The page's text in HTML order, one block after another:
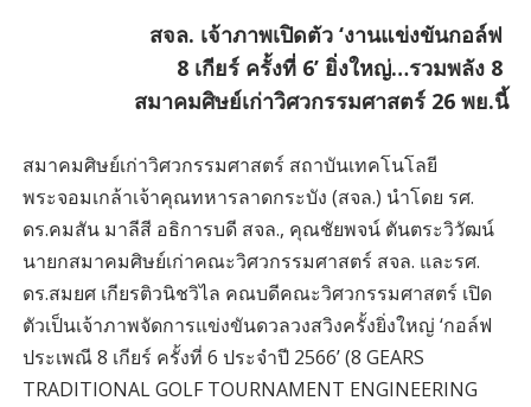
สจล. เจ้าภาพเปิดตัว ‘งานแข่งขันกอล์ฟ
8 เกียร์ ครั้งที่ 6’ ยิ่งใหญ่…รวมพลัง 8
สมาคมศิษย์เก่าวิศวกรรมศาสตร์ 26 พย.นี้
สมาคมศิษย์เก่าวิศวกรรมศาสตร์ สถาบันเทคโนโลยี
พระจอมเกล้าเจ้าคุณทหารลาดกระบัง (สจล.) นำโดย รศ.
ดร.คมสัน มาลีสี อธิการบดี สจล., คุณชัยพจน์ ตันตระวิวัฒน์
นายกสมาคมศิษย์เก่าคณะวิศวกรรมศาสตร์ สจล. และรศ.
ดร.สมยศ เกียรติวนิชวิไล คณบดีคณะวิศวกรรมศาสตร์ เปิด
ตัวเป็นเจ้าภาพจัดการแข่งขันดวลวงสวิงครั้งยิ่งใหญ่ ‘กอล์ฟ
ประเพณี 8 เกียร์ ครั้งที่ 6 ประจำปี 2566’ (8 GEARS
TRADITIONAL GOLF TOURNAMENT ENGINEERING